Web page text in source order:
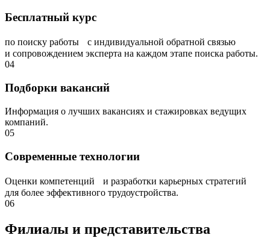
Бесплатный курс
по поиску работы с индивидуальной обратной связью
и сопровождением эксперта на каждом этапе поиска работы.
04
Подборки вакансий
Информация о лучших вакансиях и стажировках ведущих
компаний.
05
Современные технологии
Оценки компетенций и разработки карьерных стратегий
для более эффективного трудоустройства.
06
Филиалы и представи­тельства